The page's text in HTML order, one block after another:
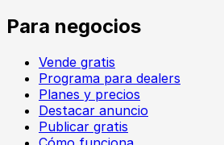
Para negocios
Vende gratis
Programa para dealers
Planes y precios
Destacar anuncio
Publicar gratis